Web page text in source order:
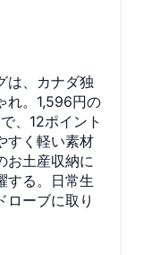
は、カナダ独
れ。1,596円の
、12ポイント
すく軽い素材
お土産収納に
する。日常生
ローブに取り